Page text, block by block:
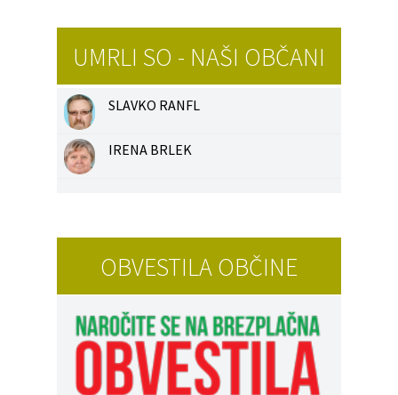
UMRLI SO - NAŠI OBČANI
SLAVKO RANFL
IRENA BRLEK
OBVESTILA OBČINE